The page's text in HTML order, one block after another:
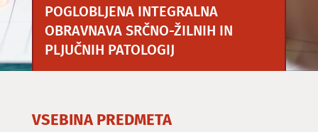
POGLOBLJENA INTEGRALNA
OBRAVNAVA SRČNO-ŽILNIH IN
PLJUČNIH PATOLOGIJ
VSEBINA PREDMETA